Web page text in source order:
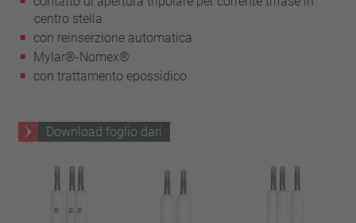
1,6 A – 7,5 A
4 A – 25 A
13,5 A – 42 A
25 A – 75 A
Resettaggio
aggancio (non ripristino automatico)
Isolamento
con isolamento
chiodo
Approvazioni
ENEC
applicare filtri
Eliminare filtro
centro stella
con reinserzione automatica
Mylar®-Nomex®
con trattamento epossidico
Download foglio dari